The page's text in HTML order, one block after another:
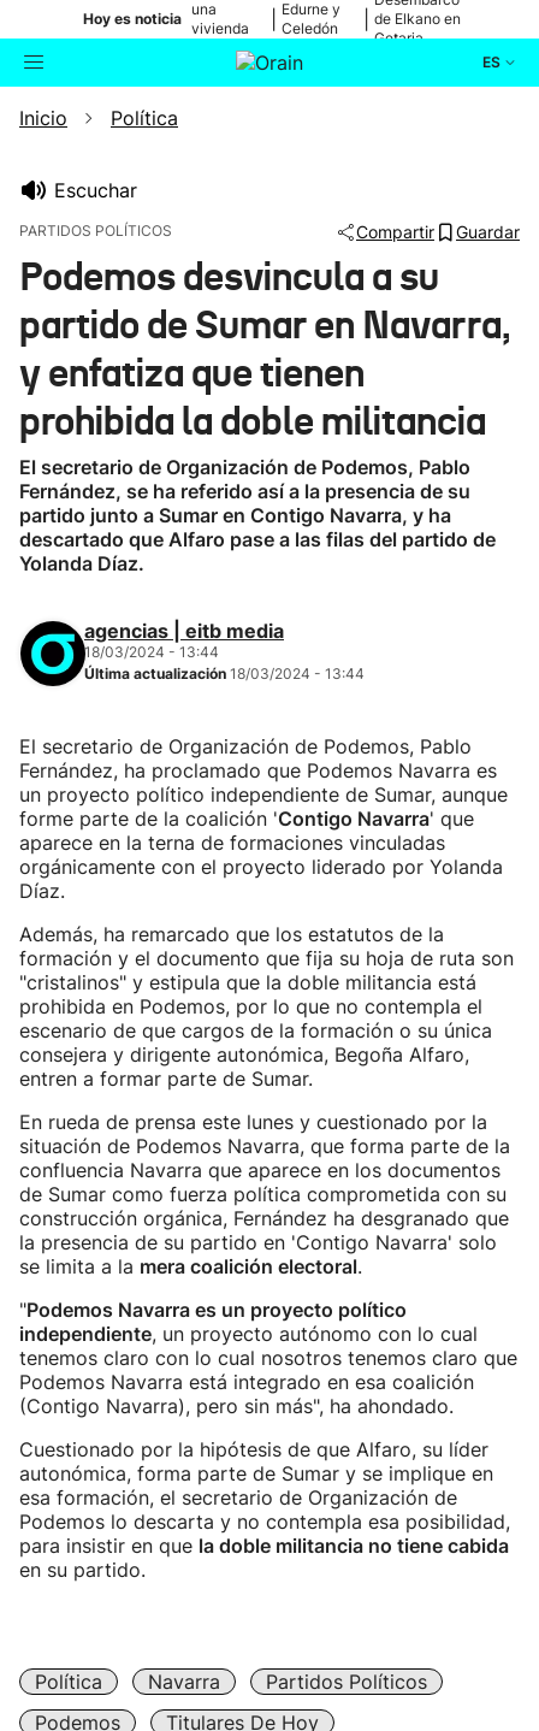
Hoy es noticia
una
vivienda
de Bilbao
Edurne y
Celedón
de Elkano en
Getaria
ES
Buscador
Ikusmiran
Eguraldia
Inicio Política
Escuchar
PARTIDOS POLÍTICOS Compartir Guardar
Podemos desvincula a su
partido de Sumar en Navarra,
y enfatiza que tienen
prohibida la doble militancia
El secretario de Organización de Podemos, Pablo
Fernández, se ha referido así a la presencia de su
partido junto a Sumar en Contigo Navarra, y ha
descartado que Alfaro pase a las filas del partido de
Yolanda Díaz.
agencias | eitb media
18/03/2024 - 13:44
Última actualización 18/03/2024 - 13:44
El secretario de Organización de Podemos, Pablo
Fernández, ha proclamado que Podemos Navarra es
un proyecto político independiente de Sumar, aunque
forme parte de la coalición 'Contigo Navarra' que
aparece en la terna de formaciones vinculadas
orgánicamente con el proyecto liderado por Yolanda
Díaz.
Además, ha remarcado que los estatutos de la
formación y el documento que fija su hoja de ruta son
"cristalinos" y estipula que la doble militancia está
prohibida en Podemos, por lo que no contempla el
escenario de que cargos de la formación o su única
consejera y dirigente autonómica, Begoña Alfaro,
entren a formar parte de Sumar.
En rueda de prensa este lunes y cuestionado por la
situación de Podemos Navarra, que forma parte de la
confluencia Navarra que aparece en los documentos
de Sumar como fuerza política comprometida con su
construcción orgánica, Fernández ha desgranado que
la presencia de su partido en 'Contigo Navarra' solo
se limita a la mera coalición electoral.
"Podemos Navarra es un proyecto político
independiente, un proyecto autónomo con lo cual
tenemos claro con lo cual nosotros tenemos claro que
Podemos Navarra está integrado en esa coalición
(Contigo Navarra), pero sin más", ha ahondado.
Cuestionado por la hipótesis de que Alfaro, su líder
autonómica, forma parte de Sumar y se implique en
esa formación, el secretario de Organización de
Podemos lo descarta y no contempla esa posibilidad,
para insistir en que la doble militancia no tiene cabida
en su partido.
Política Navarra
Partidos Políticos
Podemos
Titulares De Hoy